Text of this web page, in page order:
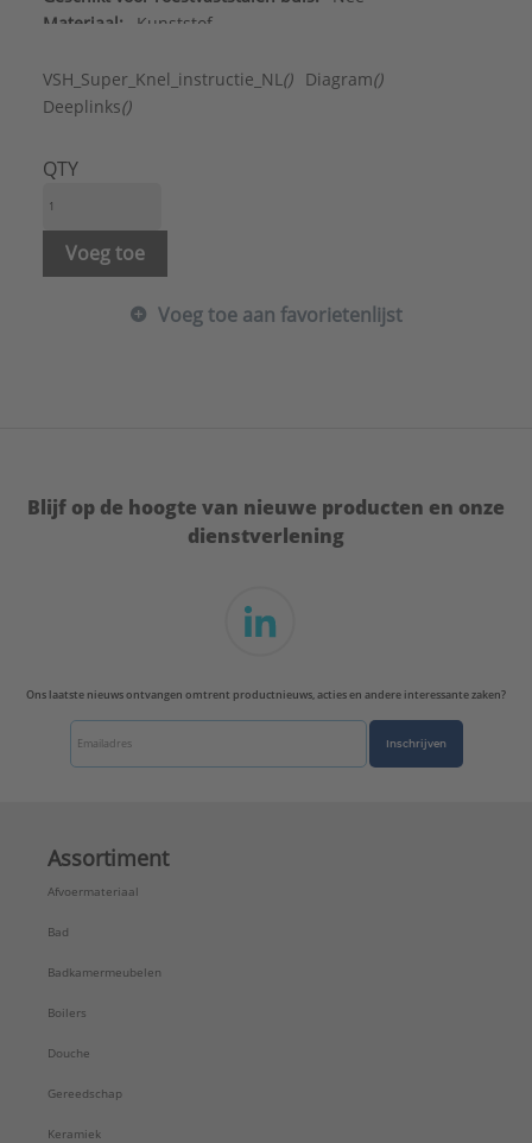
Materiaal:
Kunststof
Systeemgebonden:
Ja
Type:
S1282
VSH_Super_Knel_instructie_NL () Diagram()
Deeplinks()
QTY
Voeg toe
Voeg toe aan favorietenlijst
Blijf op de hoogte van nieuwe producten en onze
dienstverlening
Ons laatste nieuws ontvangen omtrent productnieuws, acties en andere interessante zaken?
Inschrijven
Assortiment
Afvoermateriaal
Bad
Badkamermeubelen
Boilers
Douche
Gereedschap
Keramiek